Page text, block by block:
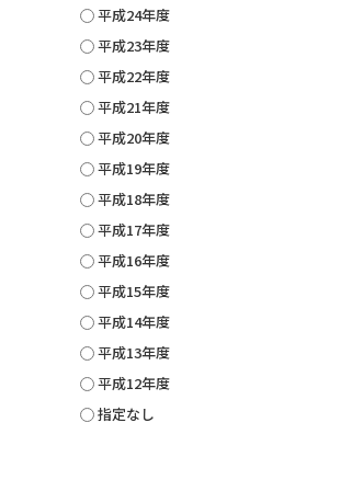
平成24年度
平成23年度
平成22年度
平成21年度
平成20年度
平成19年度
平成18年度
平成17年度
平成16年度
平成15年度
平成14年度
平成13年度
平成12年度
指定なし